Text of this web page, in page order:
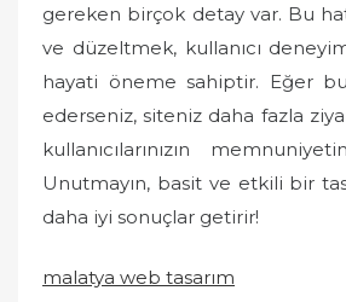
gereken birçok detay var. Bu
ve düzeltmek, kullanıcı
hayati öneme sahiptir. Eğer
ederseniz, siteniz daha fazla
kullanıcılarınızın
Unutmayın, basit ve etkili bir
daha iyi sonuçlar getirir!
malatya web tasarım